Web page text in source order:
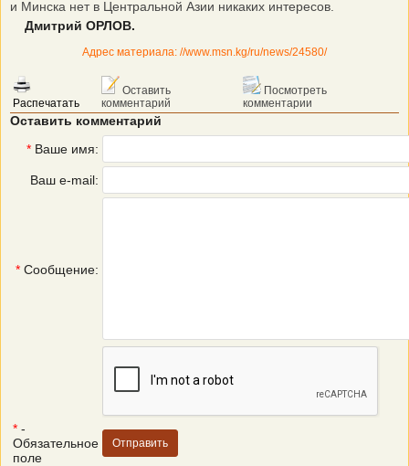
и Минска нет в Центральной Азии никаких интересов.
Дмитрий ОРЛОВ.
Адрес материала: //www.msn.kg/ru/news/24580/
Распечатать
Оставить
комментарий
Посмотреть
комментарии
Оставить комментарий
* Ваше имя:
Ваш e-mail:
* Сообщение:
* -
Обязательное
поле